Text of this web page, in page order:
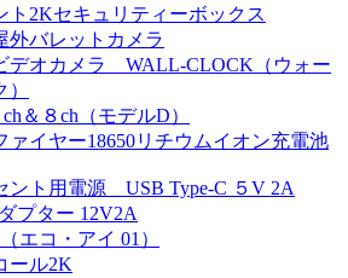
ト2Kセキュリティーボックス
外バレットカメラ
デオカメラ WALL-CLOCK（ウォー
＆８ch（モデルD）
ァイヤー18650リチウムイオン充電池
ント用電源 USB Type-C ５V 2A
プター 12V2A
エコ・アイ 01）
ール2K